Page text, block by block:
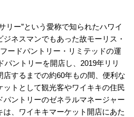
リー”という愛称で知られたハワイ
ネスマンでもあった故モーリス・
ードパントリー・リミテッドの運
パントリーを開店し、2019年リリ
するまでの約60年もの間、便利な
ットとして観光客やワイキキの住民
パントリーのゼネラルマネージャー
、ワイキキマーケット開店にあた